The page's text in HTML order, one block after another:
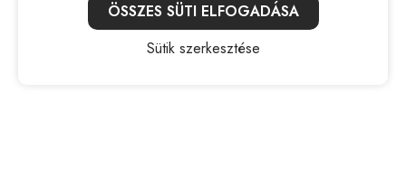
+36202240241
ÖSSZES SÜTI ELFOGADÁSA
Sütik szerkesztése